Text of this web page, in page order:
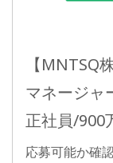
【MNTSQ
マネージャ
正社員/900
応募可能か確